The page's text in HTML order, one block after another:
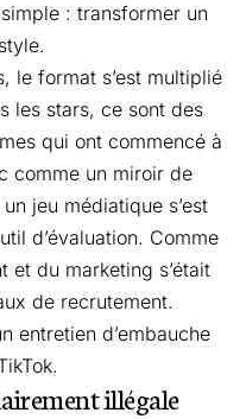
: transformer un
le format s’est multiplié
les stars, ce sont des
qui ont commencé à
comme un miroir de
jeu médiatique s’est
d’évaluation. Comme
et du marketing s’était
de recrutement.
entretien d’embauche
illégale